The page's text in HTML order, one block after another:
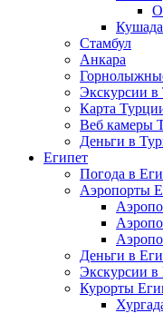
Стамбул
Анкара
Экскурсии в
Карта
Веб камеры
Деньги в
Египет
Погода в
Аэропорты
Деньги в
Экскурсии в
Курорты